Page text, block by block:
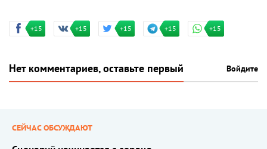
+15 +15 +15 +15 +15
Нет комментариев, оставьте первый Войдите
СЕЙЧАС ОБСУЖДАЮТ